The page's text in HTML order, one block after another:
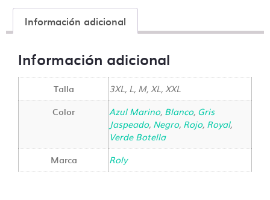
Información adicional
Información adicional
Talla
3XL, L, M, XL, XXL
Color
Azul Marino, Blanco, Gris
Jaspeado, Negro, Rojo, Royal,
Verde Botella
Marca
Roly